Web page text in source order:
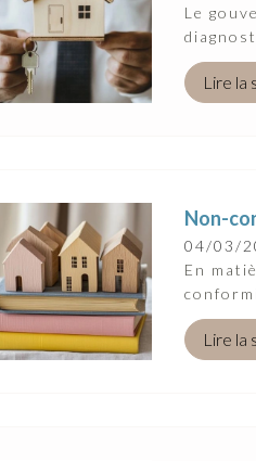
Le
Lire la
Non-
04/03/
En
Lire la